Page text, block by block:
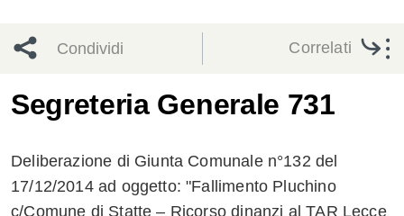
Condividi
network
Condividi
Condividi
Facebook
su
Condividi
Correlati
Segreteria Generale 731
Deliberazione di Giunta Comunale n°132 del
17/12/2014 ad oggetto: "Fallimento Pluchino
c/Comune di Statte – Ricorso dinanzi al TAR Lecce